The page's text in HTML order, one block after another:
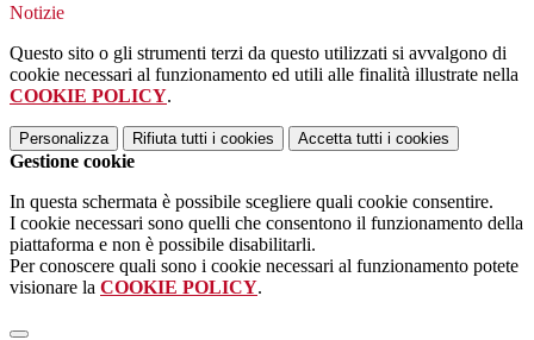
Notizie
Questo sito o gli strumenti terzi da questo utilizzati si avvalgono di
cookie necessari al funzionamento ed utili alle finalità illustrate nella
COOKIE POLICY.
Personalizza Rifiuta tutti i cookies Accetta tutti i cookies
Gestione cookie
In questa schermata è possibile scegliere quali cookie consentire.
I cookie necessari sono quelli che consentono il funzionamento della
piattaforma e non è possibile disabilitarli.
Per conoscere quali sono i cookie necessari al funzionamento potete
visionare la COOKIE POLICY.